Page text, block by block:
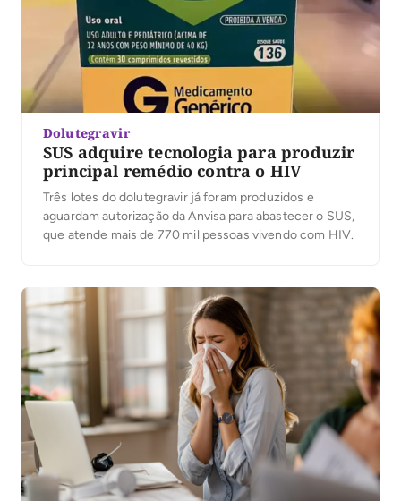
Dolutegravir
SUS adquire tecnologia para produzir
principal remédio contra o HIV
Três lotes do dolutegravir já foram produzidos e
aguardam autorização da Anvisa para abastecer o SUS,
que atende mais de 770 mil pessoas vivendo com HIV.